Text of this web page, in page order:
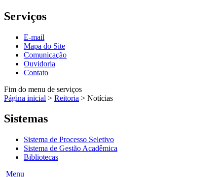
Serviços
E-mail
Mapa do Site
Comunicação
Ouvidoria
Contato
Fim do menu de serviços
Página inicial > Reitoria > Notícias
Sistemas
Sistema de Processo Seletivo
Sistema de Gestão Acadêmica
Bibliotecas
Menu